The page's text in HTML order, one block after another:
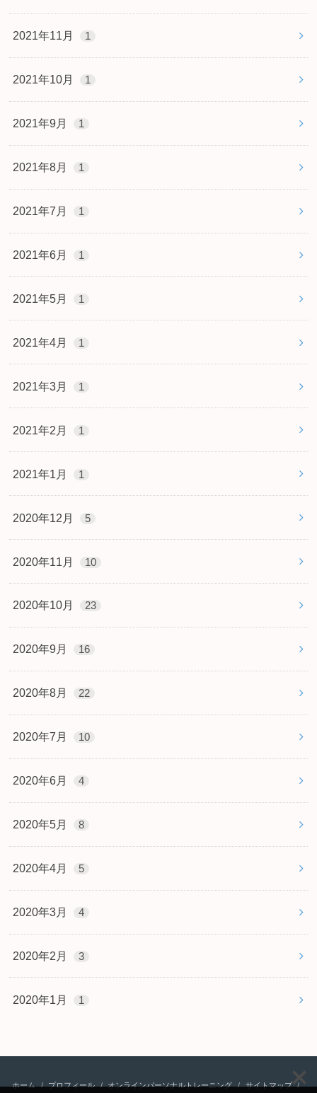
2021年11月 1
2021年10月 1
2021年9月 1
2021年8月 1
2021年7月 1
2021年6月 1
2021年5月 1
2021年4月 1
2021年3月 1
2021年2月 1
2021年1月 1
2020年12月 5
2020年11月 10
2020年10月 23
2020年9月 16
2020年8月 22
2020年7月 10
2020年6月 4
2020年5月 8
2020年4月 5
2020年3月 4
2020年2月 3
2020年1月 1
ホーム プロフィール オンラインパーソナルトレーニング サイトマップ